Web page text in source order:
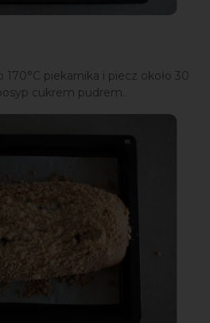
piekarnika i piecz około 30
cukrem pudrem.